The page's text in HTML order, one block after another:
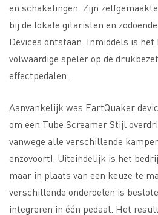
en schakelingen. Zijn
bij de lokale gitaristen en
Devices ontstaan. Inmiddels is
volwaardige speler op de
effectpedalen.
Aanvankelijk was EartQuaker
om een Tube Screamer Stijl
vanwege alle verschillende
enzovoort). Uiteindelijk is het
maar in plaats van een keuze te
verschillende onderdelen is
integreren in één pedaal. Het